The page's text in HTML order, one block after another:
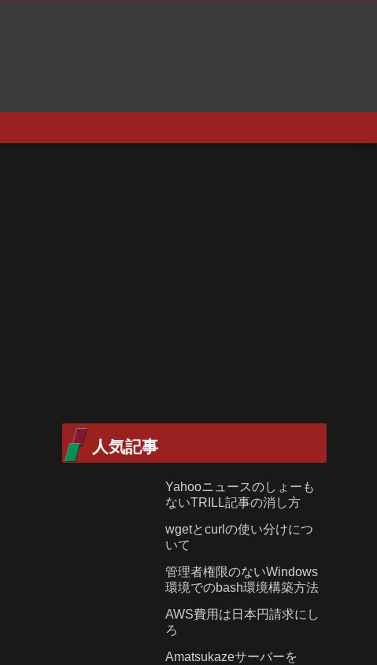
人気記事
Yahooニュースのしょーも
ないTRILL記事の消し方
wgetとcurlの使い分けにつ
いて
管理者権限のないWindows
環境でのbash環境構築方法
AWS費用は日本円請求にし
ろ
Amatsukazeサーバーを